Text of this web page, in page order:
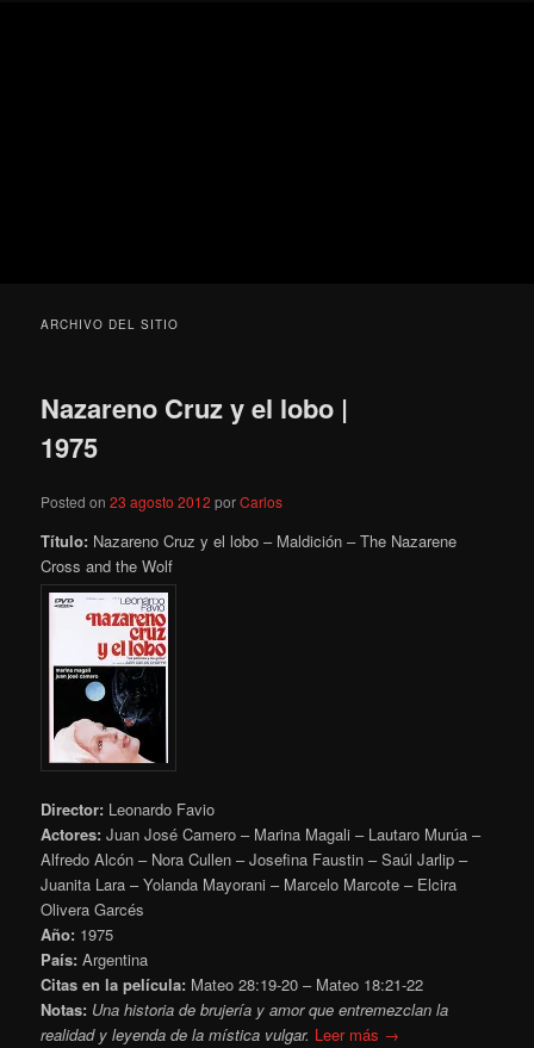
ARCHIVO DEL SITIO
Nazareno Cruz y el lobo |
1975
Posted on23 agosto 2012 porCarlos
Título: Nazareno Cruz y el lobo – Maldición – The Nazarene
Cross and the Wolf
Director: Leonardo Favio
Actores: Juan José Camero – Marina Magali – Lautaro Murúa –
Alfredo Alcón – Nora Cullen – Josefina Faustin – Saúl Jarlip –
Juanita Lara – Yolanda Mayorani – Marcelo Marcote – Elcira
Olivera Garcés
Año: 1975
País: Argentina
Citas en la película: Mateo 28:19-20 – Mateo 18:21-22
Notas: Una historia de brujería y amor que entremezclan la
realidad y leyenda de la mística vulgar. Leer más →